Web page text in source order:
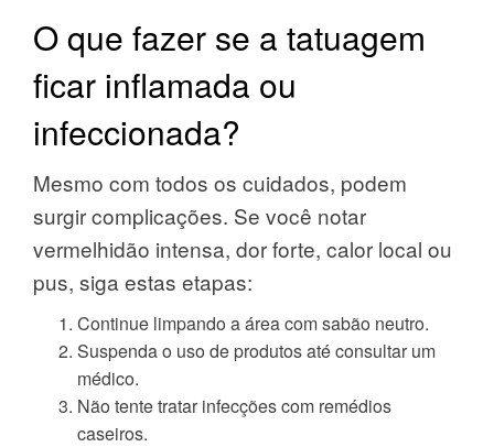
O que fazer se a tatuagem
ficar inflamada ou
infeccionada?
Mesmo com todos os cuidados, podem
surgir complicações. Se você notar
vermelhidão intensa, dor forte, calor local ou
pus, siga estas etapas:
Continue limpando a área com sabão neutro.
Suspenda o uso de produtos até consultar um
médico.
Não tente tratar infecções com remédios
caseiros.